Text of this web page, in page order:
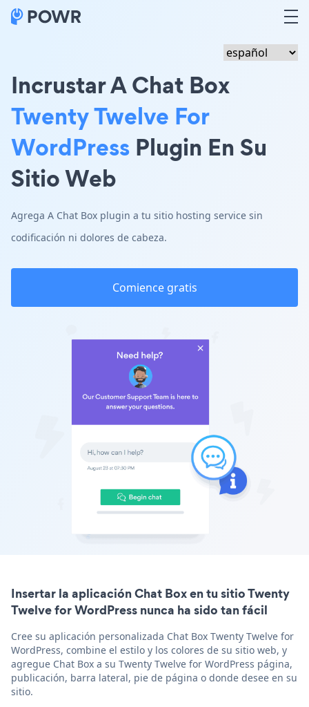
Incrustar A Chat Box
Twenty Twelve For
WordPress Plugin En Su
Sitio Web
Agrega A Chat Box plugin a tu sitio hosting service sin
codificación ni dolores de cabeza.
Comience gratis
Insertar la aplicación Chat Box en tu sitio Twenty
Twelve for WordPress nunca ha sido tan fácil
Cree su aplicación personalizada Chat Box Twenty Twelve for
WordPress, combine el estilo y los colores de su sitio web, y
agregue Chat Box a su Twenty Twelve for WordPress página,
publicación, barra lateral, pie de página o donde desee en su
sitio.